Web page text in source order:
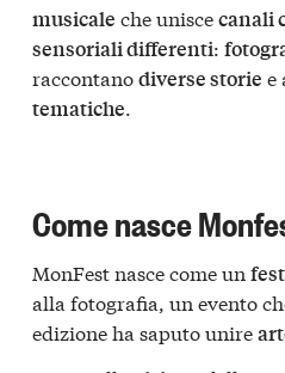
musicale che uniscecanali
sensoriali differenti:
raccontanodiverse storie e
tematiche.
Come nasce
MonFest nasce come un
alla fotografia, un evento
edizione ha saputo unire